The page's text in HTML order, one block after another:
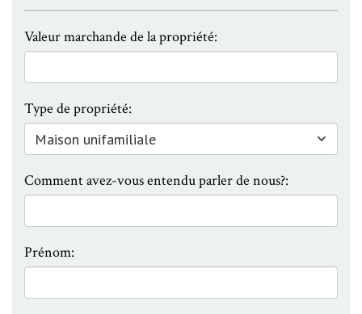
Valeur marchande de la propriété:
Type de propriété:
Comment avez-vous entendu parler de nous?:
Prénom: